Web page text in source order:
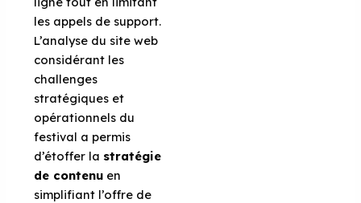
les appels de support.
L’analyse du site web
considérant les
challenges
stratégiques et
opérationnels du
festival a permis
d’étoffer la stratégie
de contenu en
simplifiant l’offre de